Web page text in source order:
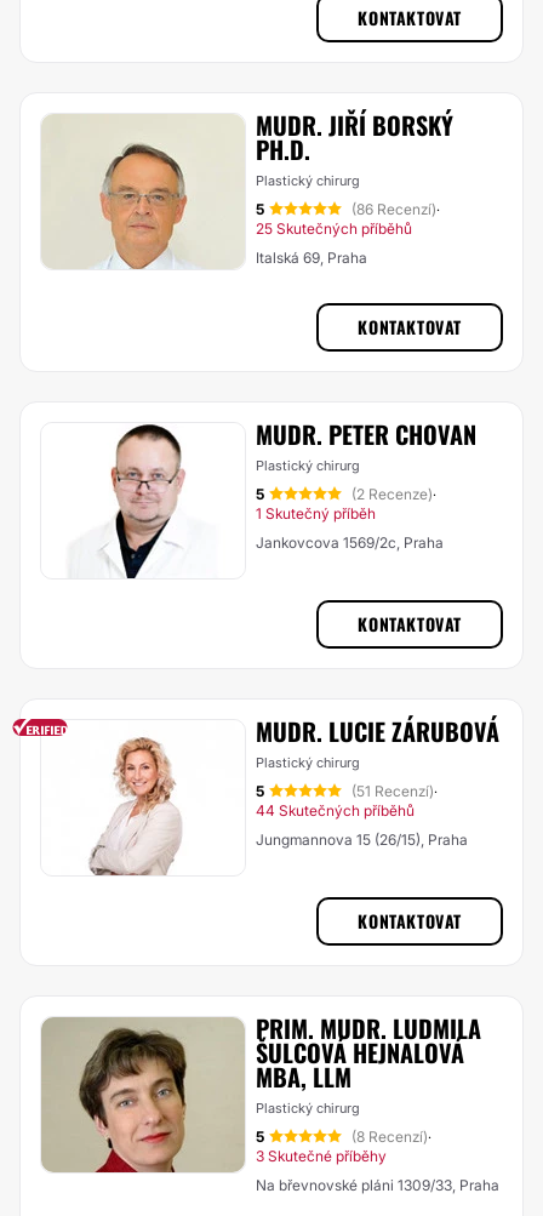
KONTAKTOVAT
MUDR. JIŘÍ BORSKÝ
PH.D.
Plastický chirurg
5 (86 Recenzí)·
25 Skutečných příběhů
Italská 69, Praha
KONTAKTOVAT
MUDR. PETER CHOVAN
Plastický chirurg
5 (2 Recenze)·
1 Skutečný příběh
Jankovcova 1569/2c, Praha
KONTAKTOVAT
MUDR. LUCIE ZÁRUBOVÁ
Plastický chirurg
5 (51 Recenzí)·
44 Skutečných příběhů
Jungmannova 15 (26/15), Praha
KONTAKTOVAT
PRIM. MUDR. LUDMILA
ŠULCOVÁ HEJNALOVÁ
MBA, LLM
Plastický chirurg
5 (8 Recenzí)·
3 Skutečné příběhy
Na břevnovské pláni 1309/33, Praha